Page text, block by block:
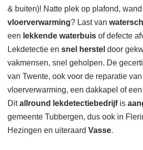
& buiten)! Natte plek op plafond,
vloerverwarming? Last van
een lekkende waterbuis of defecte
Lekdetectie en snel herstel door
vakmensen, snel geholpen. De
van Twente, ook voor de reparatie
vloerverwarming, een dakkapel of
Ditallround lekdetectiebedrijfis
gemeente Tubbergen, dus ook in
Hezingen en uiteraard Vasse.